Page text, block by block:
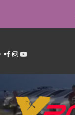
content
Facebook
Instagram
YouTube